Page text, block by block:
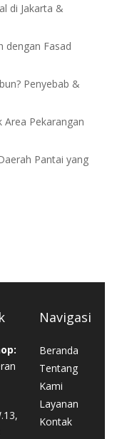
di Jakarta &
dengan Fasad
Penyebab &
Area Pekarangan
Pantai yang
Navigasi
Beranda
Tentang
Kami
Layanan
Kontak